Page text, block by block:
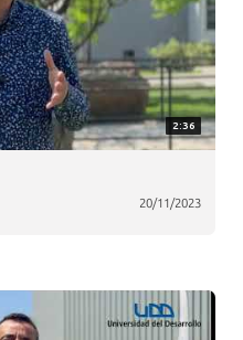
2:36
20/11/2023